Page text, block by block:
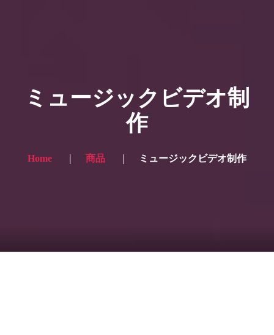
プランと価格
ショップ
ミュージックビデオ制
作
Home 商品 ミュージックビデオ制作